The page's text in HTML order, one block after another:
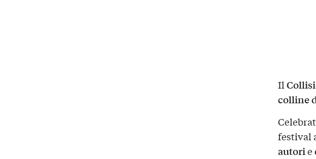
Il
colline
festival
autorie